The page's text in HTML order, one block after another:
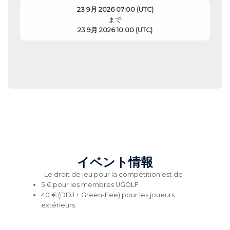
23 9月 2026 07:00 (UTC)
まで
23 9月 2026 10:00 (UTC)
イベント情報
Le droit de jeu pour la compétition est de :
5 € pour les membres UGOLF
40 € (DDJ + Green-Fee) pour les joueurs
extérieurs